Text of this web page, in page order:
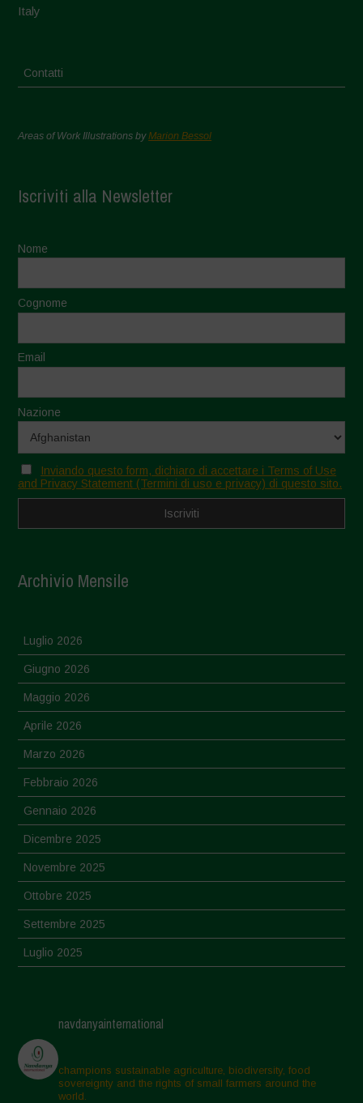
Italy
Contatti
Areas of Work Illustrations byMarion Bessol
Iscriviti alla Newsletter
Nome
Cognome
Email
Nazione
Inviando questo form, dichiaro di accettare i Terms of Use
and Privacy Statement (Termini di uso e privacy) di questo sito.
Archivio Mensile
Luglio 2026
Giugno 2026
Maggio 2026
Aprile 2026
Marzo 2026
Febbraio 2026
Gennaio 2026
Dicembre 2025
Novembre 2025
Ottobre 2025
Settembre 2025
Luglio 2025
Aprile 2025
Marzo 2025
Febbraio 2025
navdanyainternational
champions sustainable agriculture, biodiversity, food
sovereignty and the rights of small farmers around the
world.